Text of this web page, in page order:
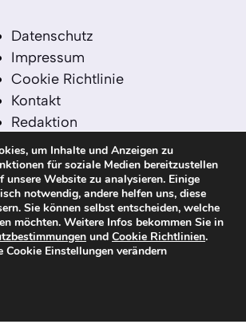
Datenschutz
Impressum
Cookie Richtlinie
Kontakt
Redaktion
Redaktionelle Leitlinien
Sitemap
Einsatz von KI in der
Redaktion
kanaren-nachrichten.com – Alle
vorbehalten
um Inhalte und Anzeigen zu
für soziale Medien bereitzustellen
unsere Website zu analysieren. Einige
notwendig, andere helfen uns, diese
Sie können selbst entscheiden, welche
möchten. Weitere Infos bekommen Sie in
und Cookie Richtlinien.
Cookie Einstellungen verändern